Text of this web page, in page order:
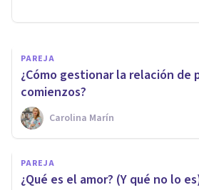
PAREJA
¿Cómo gestionar la relación de
comienzos?
Carolina Marín
PAREJA
​¿Qué es el amor? (Y qué no lo